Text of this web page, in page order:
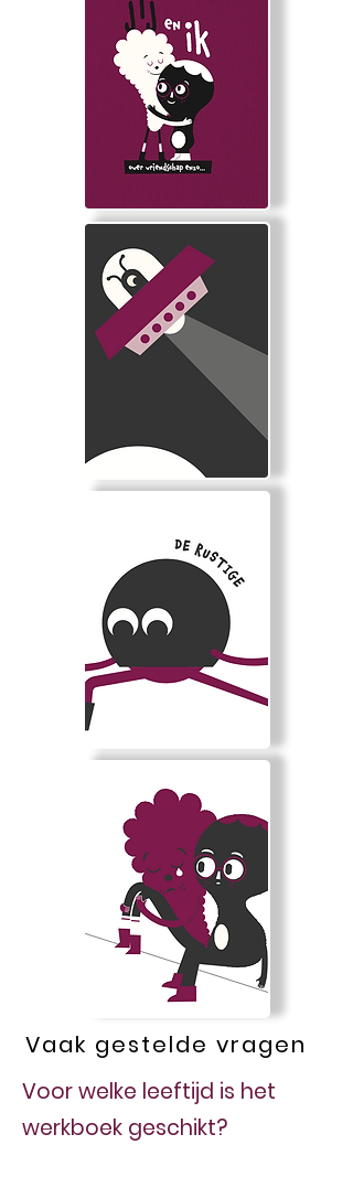
Vaak gestelde vragen
Voor welke leeftijd is het
werkboek geschikt?